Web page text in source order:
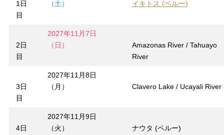
1日
目
（土） イキトス (ペルー)
2日
目
2027年11月7日
（日）
Amazonas River / Tahuayo
River
3日
目
2027年11月8日
（月）
Clavero Lake / Ucayali River
4日
2027年11月9日
（火）
ナウタ (ペルー)